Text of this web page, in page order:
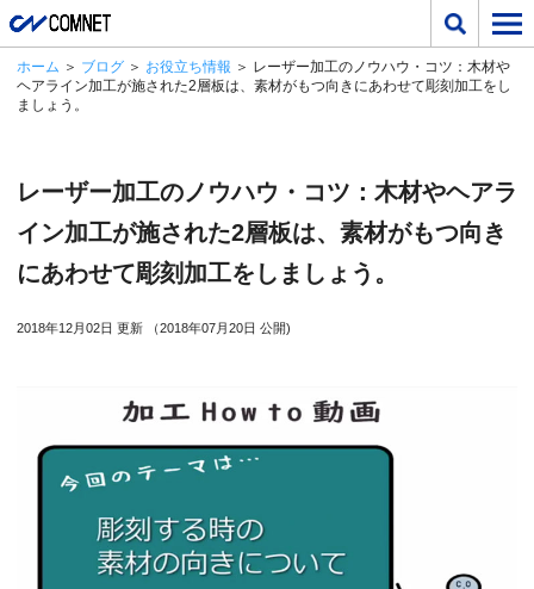
ホーム ＞ ブログ ＞ お役立ち情報 ＞ レーザー加工のノウハウ・コツ：木材や
ヘアライン加工が施された2層板は、素材がもつ向きにあわせて彫刻加工をし
ましょう。
レーザー加工のノウハウ・コツ：木材やヘアラ
イン加工が施された2層板は、素材がもつ向き
にあわせて彫刻加工をしましょう。
2018年12月02日 更新 （2018年07月20日 公開)